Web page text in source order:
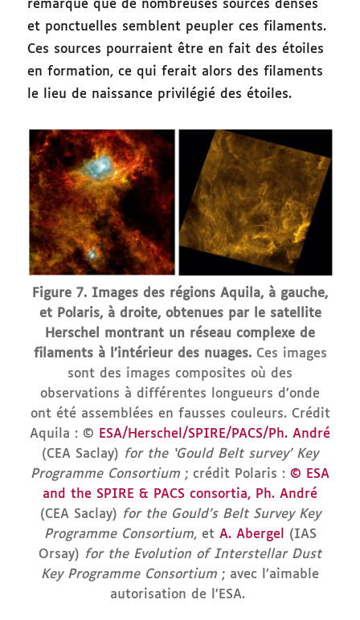
remarqué que de nombreuses sources denses
et ponctuelles semblent peupler ces filaments.
Ces sources pourraient être en fait des étoiles
en formation, ce qui ferait alors des filaments
le lieu de naissance privilégié des étoiles.
Figure 7. Images des régions Aquila, à gauche,
et Polaris, à droite, obtenues par le satellite
Herschel montrant un réseau complexe de
filaments à l’intérieur des nuages.Ces images
sont des images composites où des
observations à différentes longueurs d’onde
ont été assemblées en fausses couleurs. Crédit
Aquila : © ESA/Herschel/SPIRE/PACS/Ph. André
(CEA Saclay) for the ‘Gould Belt survey’ Key
Programme Consortium ; crédit Polaris : © ESA
and the SPIRE & PACS consortia, Ph. André
(CEA Saclay) for the Gould’s Belt Survey Key
Programme Consortium, et A. Abergel
(IAS
Orsay) for the Evolution of Interstellar Dust
Key Programme Consortium ; avec l’aimable
autorisation de l’ESA.